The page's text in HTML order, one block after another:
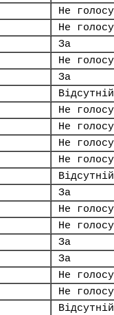
Не
Не
За
Не
За
Відсутній
Не
Не
Не
Не
Відсутній
За
Не
Не
За
За
Не
Не
Відсутній